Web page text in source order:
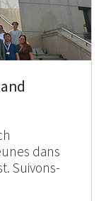
dans
Suivons-